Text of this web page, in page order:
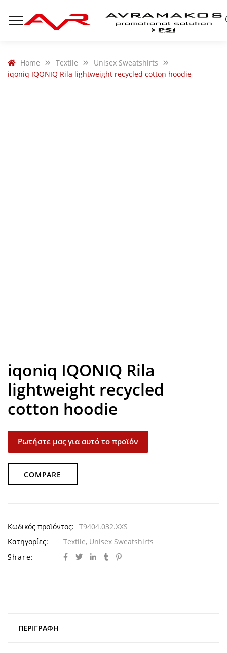
Home Textile
Unisex Sweatshirts
iqoniq IQONIQ Rila lightweight recycled cotton hoodie
iqoniq IQONIQ Rila
lightweight recycled
cotton hoodie
Ρωτήστε μας για αυτό το προϊόν
COMPARE
Κωδικός προϊόντος: T9404.032.XXS
Κατηγορίες:
Textile, Unisex Sweatshirts
Share:
ΠΕΡΙΓΡΑΦΉ